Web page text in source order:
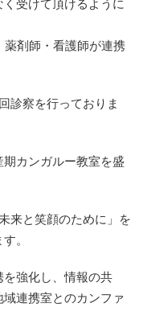
受けて頂けるように
薬剤師・看護師が連携
診察を行っておりま
カンガルー教室を盛
来と笑顔のために」を
。
強化し、情報の共
連携室とのカンファ